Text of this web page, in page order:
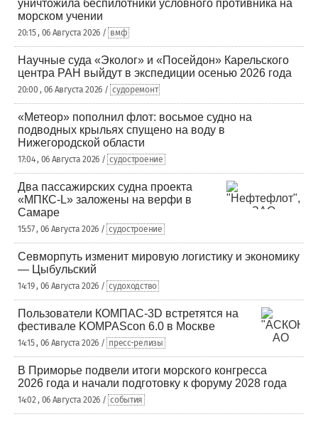
уничтожила беспилотники условного противника на
морском учении
20:15 , 06 Августа 2026 / вмф
Научные суда «Эколог» и «Посейдон» Карельского
центра РАН выйдут в экспедиции осенью 2026 года
20:00 , 06 Августа 2026 / судоремонт
«Метеор» пополнил флот: восьмое судно на
подводных крыльях спущено на воду в
Нижегородской области
17:04 , 06 Августа 2026 / судостроение
Два пассажирских судна проекта
«МПКС-L» заложены на верфи в
Самаре
15:57 , 06 Августа 2026 / судостроение
Севморпуть изменит мировую логистику и экономику
— Цыбульский
14:19 , 06 Августа 2026 / судоходство
Пользователи КОМПАС-3D встретятся на
фестивале KOMPAScon 6.0 в Москве
14:15 , 06 Августа 2026 / пресс-релизы
В Приморье подвели итоги морского конгресса
2026 года и начали подготовку к форуму 2028 года
14:02 , 06 Августа 2026 / события